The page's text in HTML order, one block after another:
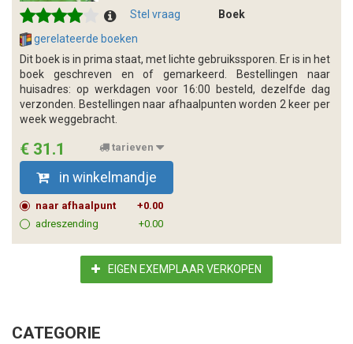
Stel vraag
Boek
gerelateerde boeken
Dit boek is in prima staat, met lichte gebruikssporen. Er is in het
boek geschreven en of gemarkeerd. Bestellingen naar
huisadres: op werkdagen voor 16:00 besteld, dezelfde dag
verzonden. Bestellingen naar afhaalpunten worden 2 keer per
week weggebracht.
€ 31.1 tarieven
in winkelmandje
naar afhaalpunt
+0.00
adreszending
+0.00
EIGEN EXEMPLAAR VERKOPEN
CATEGORIE